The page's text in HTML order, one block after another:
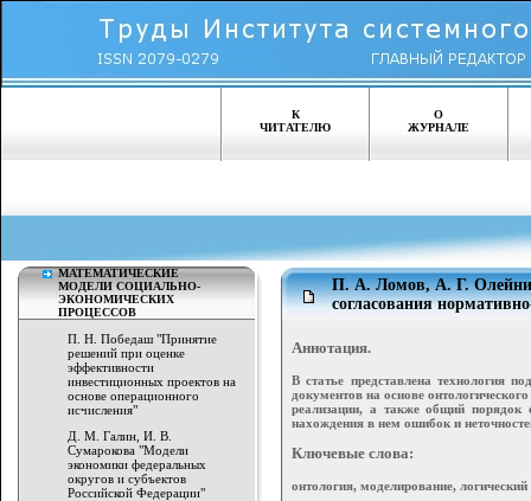
К
ЧИТАТЕЛЮ
О
ЖУРНАЛЕ
МАТЕМАТИЧЕСКИЕ
МОДЕЛИ СОЦИАЛЬНО-
ЭКОНОМИЧЕСКИХ
ПРОЦЕССОВ
П. Н. Победаш "Принятие
решений при оценке
эффективности
инвестиционных проектов на
основе операционного
исчисления"
Д. М. Галин, И. В.
Сумарокова "Модели
экономики федеральных
округов и субъектов
Российской Федерации"
П. А. Ломов, А. Г.
согласования
Аннотация.
В статье представлена технология
документов на основе
реализации, а также общий порядок
нахождения в нем ошибок и
Ключевые слова:
онтология, моделирование,